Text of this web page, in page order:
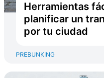
Herramientas
planificar un
por tu ciudad
PREBUNKING